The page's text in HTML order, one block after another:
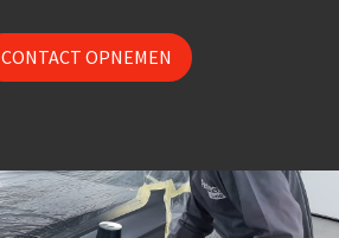
CONTACT OPNEMEN